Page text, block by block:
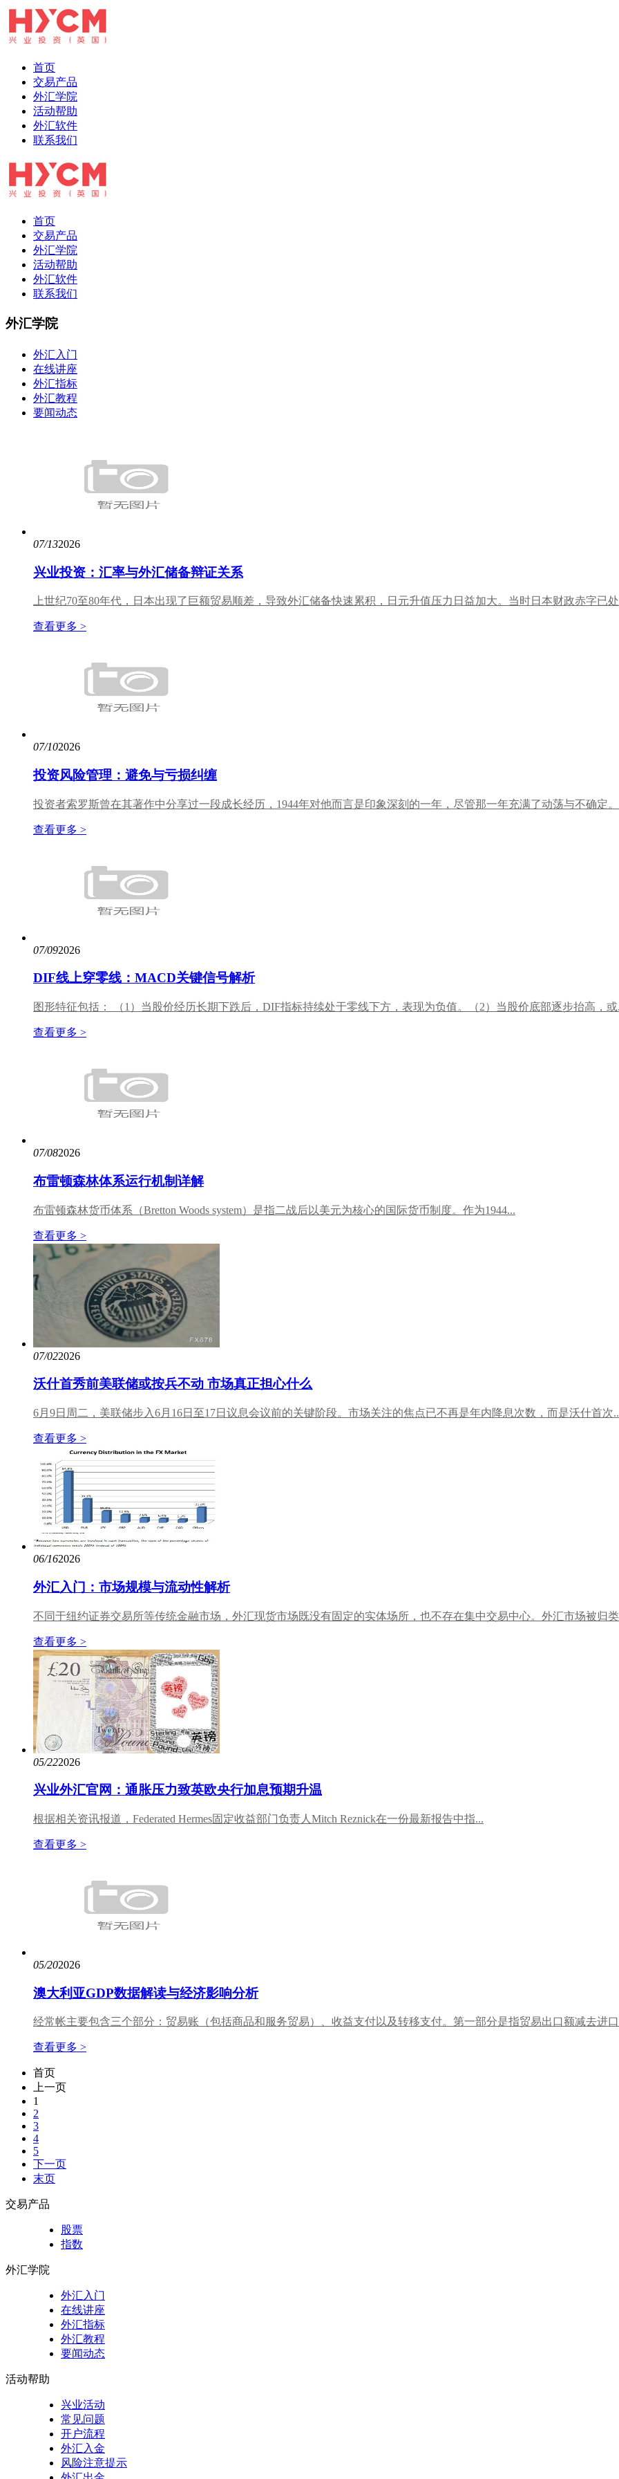
首页
交易产品
外汇学院
活动帮助
外汇软件
联系我们
首页
交易产品
外汇学院
活动帮助
外汇软件
联系我们
外汇学院
外汇入门
在线讲座
外汇指标
外汇教程
要闻动态
07/132026
兴业投资：汇率与外汇储备辩证关系
上世纪70至80年代，日本出现了巨额贸易顺差，导致外汇储备快速累积，日元升值压力日益加大。当时日本财政赤字已
查看更多 >
07/102026
投资风险管理：避免与亏损纠缠
投资者索罗斯曾在其著作中分享过一段成长经历，1944年对他而言是印象深刻的一年，尽管那一年充满了动荡与不确定
查看更多 >
07/092026
DIF线上穿零线：MACD关键信号解析
图形特征包括： （1）当股价经历长期下跌后，DIF指标持续处于零线下方，表现为负值。（2）当股价底部逐步抬高，或
查看更多 >
07/082026
布雷顿森林体系运行机制详解
布雷顿森林货币体系（Bretton Woods system）是指二战后以美元为核心的国际货币制度。作为1944...
查看更多 >
07/022026
沃什首秀前美联储或按兵不动 市场真正担心什么
6月9日周二，美联储步入6月16日至17日议息会议前的关键阶段。市场关注的焦点已不再是年内降息次数，而是沃什首次
查看更多 >
06/162026
外汇入门：市场规模与流动性解析
不同于纽约证券交易所等传统金融市场，外汇现货市场既没有固定的实体场所，也不存在集中交易中心。外汇市场被归
查看更多 >
05/222026
兴业外汇官网：通胀压力致英欧央行加息预期升温
根据相关资讯报道，Federated Hermes固定收益部门负责人Mitch Reznick在一份最新报告中指...
查看更多 >
05/202026
澳大利亚GDP数据解读与经济影响分析
经常帐主要包含三个部分：贸易账（包括商品和服务贸易）、收益支付以及转移支付。第一部分是指贸易出口额减去进
查看更多 >
首页
上一页
1
2
3
4
5
下一页
末页
交易产品
股票
指数
外汇学院
外汇入门
在线讲座
外汇指标
外汇教程
要闻动态
活动帮助
兴业活动
常见问题
开户流程
外汇入金
风险注意提示